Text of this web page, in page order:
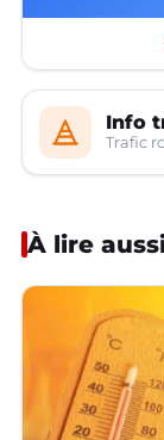
Info
Trafic
À lire